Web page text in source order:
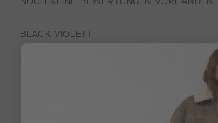
BLACK VIOLETT
BESCHREIBUNG